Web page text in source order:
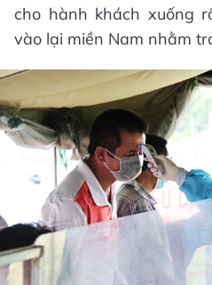
cho hành khách xuống
vào lại miền Nam nhằm